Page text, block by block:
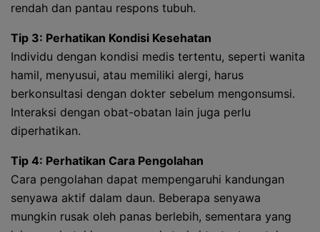
rendah dan pantau respons tubuh.
Tip 3: Perhatikan Kondisi Kesehatan
Individu dengan kondisi medis tertentu, seperti wanita
hamil, menyusui, atau memiliki alergi, harus
berkonsultasi dengan dokter sebelum mengonsumsi.
Interaksi dengan obat-obatan lain juga perlu
diperhatikan.
Tip 4: Perhatikan Cara Pengolahan
Cara pengolahan dapat mempengaruhi kandungan
senyawa aktif dalam daun. Beberapa senyawa
mungkin rusak oleh panas berlebih, sementara yang